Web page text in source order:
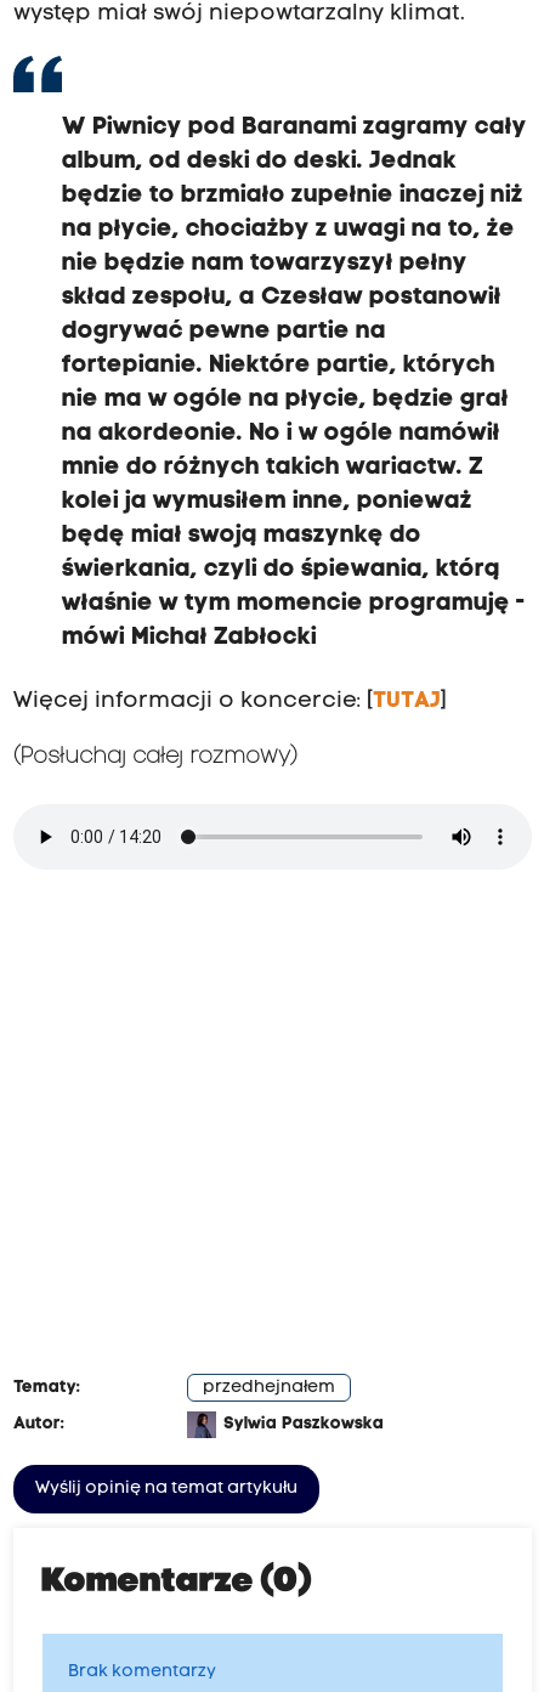
występ miał swój niepowtarzalny klimat.
W Piwnicy pod Baranami zagramy cały
album, od deski do deski. Jednak
będzie to brzmiało zupełnie inaczej niż
na płycie, chociażby z uwagi na to, że
nie będzie nam towarzyszył pełny
skład zespołu, a Czesław postanowił
dogrywać pewne partie na
fortepianie. Niektóre partie, których
nie ma w ogóle na płycie, będzie grał
na akordeonie. No i w ogóle namówił
mnie do różnych takich wariactw. Z
kolei ja wymusiłem inne, ponieważ
będę miał swoją maszynkę do
świerkania, czyli do śpiewania, którą
właśnie w tym momencie programuję -
mówi Michał Zabłocki
Więcej informacji o koncercie: [TUTAJ]
(Posłuchaj całej rozmowy)
Tematy:
przedhejnałem
Autor:
Sylwia Paszkowska
Wyślij opinię na temat artykułu
Komentarze (0)
Brak komentarzy